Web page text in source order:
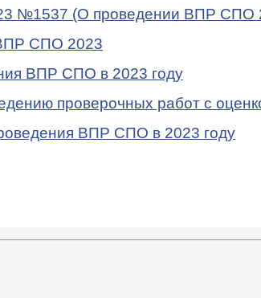
№1537 (О проведении ВПР СПО
ВПР СПО 2023
ВПР СПО в 2023 году
проверочных работ с
ВПР СПО в 2023 году